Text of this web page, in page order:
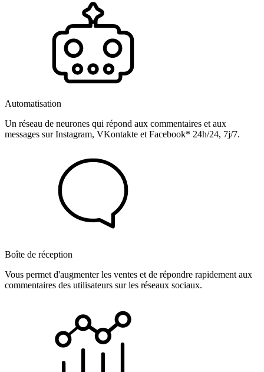
Automatisation
Un réseau de neurones qui répond aux commentaires et aux
messages sur Instagram, VKontakte et Facebook* 24h/24, 7j/7.
Boîte de réception
Vous permet d'augmenter les ventes et de répondre rapidement aux
commentaires des utilisateurs sur les réseaux sociaux.